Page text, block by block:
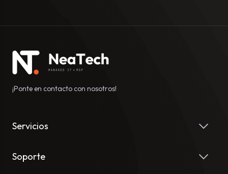
¡Ponte en contacto con nosotros!
Servicios
Soporte